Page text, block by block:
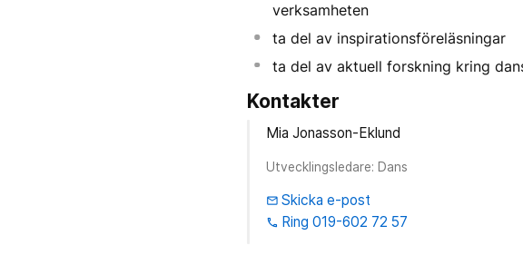
verksamheten
ta del av inspirationsföreläsningar
ta del av aktuell forskning kring
Kontakter
Mia Jonasson-Eklund
Utvecklingsledare: Dans
email Skicka e-post
phone Ring 019-602 72 57